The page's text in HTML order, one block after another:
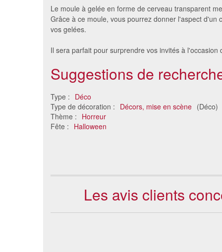
Le moule à gelée en forme de cerveau transparent
Grâce à ce moule, vous pourrez donner l'aspect d'un
vos gelées.
Il sera parfait pour surprendre vos invités à l'occasion
Suggestions de
Type : Déco
Type de décoration : Décors, mise en scène (Déco)
Thème : Horreur
Fête : Halloween
Etoile de Noel en mousse de
45 cm
Les avis clients